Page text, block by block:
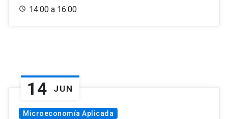
14:00 a 16:00
14 JUN
Microeconomía Aplicada